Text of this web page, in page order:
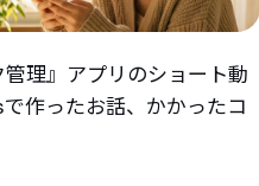
管理』アプリのショート動
作ったお話、かかったコ